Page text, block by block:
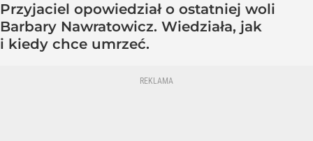
Przyjaciel opowiedział o ostatniej woli
Barbary Nawratowicz. Wiedziała, jak
i kiedy chce umrzeć.